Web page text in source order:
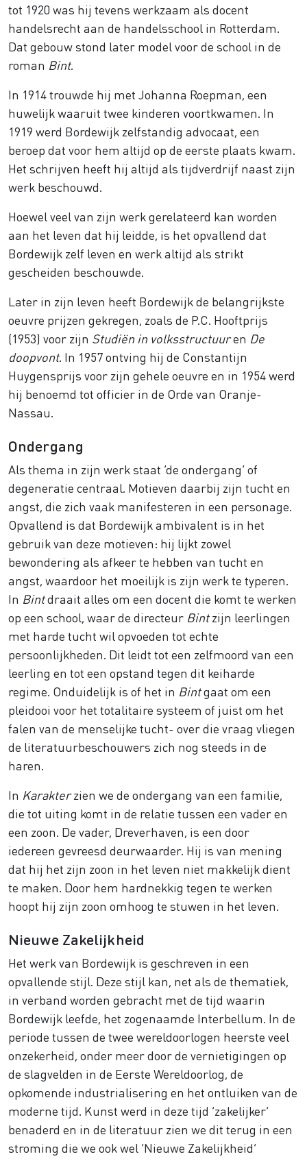
tot 1920 was hij tevens werkzaam als docent
handelsrecht aan de handelsschool in Rotterdam.
Dat gebouw stond later model voor de school in de
roman Bint.
In 1914 trouwde hij met Johanna Roepman, een
huwelijk waaruit twee kinderen voortkwamen. In
1919 werd Bordewijk zelfstandig advocaat, een
beroep dat voor hem altijd op de eerste plaats kwam.
Het schrijven heeft hij altijd als tijdverdrijf naast zijn
werk beschouwd.
Hoewel veel van zijn werk gerelateerd kan worden
aan het leven dat hij leidde, is het opvallend dat
Bordewijk zelf leven en werk altijd als strikt
gescheiden beschouwde.
Later in zijn leven heeft Bordewijk de belangrijkste
oeuvre prijzen gekregen, zoals de P.C. Hooftprijs
(1953) voor zijn Studiën in volksstructuuren De
doopvont. In 1957 ontving hij de Constantijn
Huygensprijs voor zijn gehele oeuvre en in 1954 werd
hij benoemd tot officier in de Orde van Oranje-
Nassau.
Ondergang
Als thema in zijn werk staat ‘de ondergang’ of
degeneratie centraal. Motieven daarbij zijn tucht en
angst, die zich vaak manifesteren in een personage.
Opvallend is dat Bordewijk ambivalent is in het
gebruik van deze motieven: hij lijkt zowel
bewondering als afkeer te hebben van tucht en
angst, waardoor het moeilijk is zijn werk te typeren.
In Bintdraait alles om een docent die komt te werken
op een school, waar de directeur Bintzijn leerlingen
met harde tucht wil opvoeden tot echte
persoonlijkheden. Dit leidt tot een zelfmoord van een
leerling en tot een opstand tegen dit keiharde
regime. Onduidelijk is of het in Bintgaat om een
pleidooi voor het totalitaire systeem of juist om het
falen van de menselijke tucht- over die vraag vliegen
de literatuurbeschouwers zich nog steeds in de
haren.
In Karakterzien we de ondergang van een familie,
die tot uiting komt in de relatie tussen een vader en
een zoon. De vader, Dreverhaven, is een door
iedereen gevreesd deurwaarder. Hij is van mening
dat hij het zijn zoon in het leven niet makkelijk dient
te maken. Door hem hardnekkig tegen te werken
hoopt hij zijn zoon omhoog te stuwen in het leven.
Nieuwe Zakelijkheid
Het werk van Bordewijk is geschreven in een
opvallende stijl. Deze stijl kan, net als de thematiek,
in verband worden gebracht met de tijd waarin
Bordewijk leefde, het zogenaamde Interbellum. In de
periode tussen de twee wereldoorlogen heerste veel
onzekerheid, onder meer door de vernietigingen op
de slagvelden in de Eerste Wereldoorlog, de
opkomende industrialisering en het ontluiken van de
moderne tijd. Kunst werd in deze tijd ‘zakelijker’
benaderd en in de literatuur zien we dit terug in een
stroming die we ook wel ‘Nieuwe Zakelijkheid’